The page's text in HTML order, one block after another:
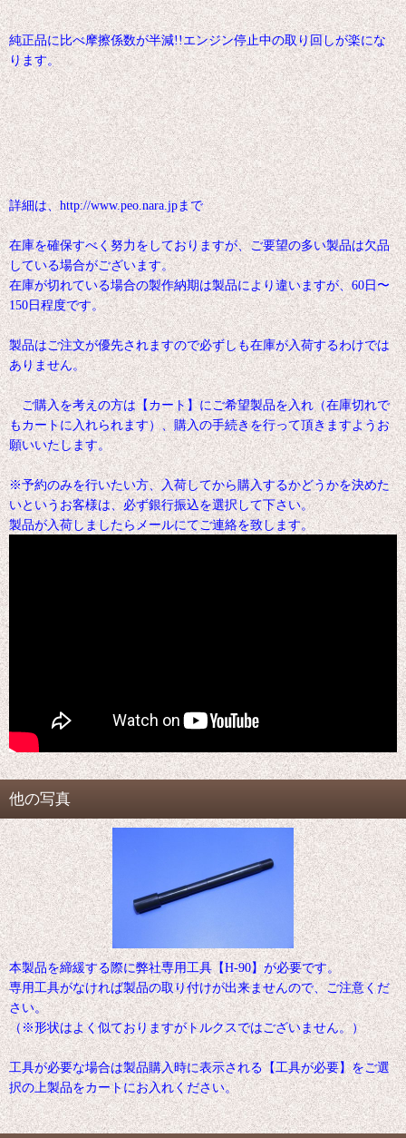
純正品に比べ摩擦係数が半減!!エンジン停止中の取り回しが楽にな
ります。
詳細は、http://www.peo.nara.jpまで
在庫を確保すべく努力をしておりますが、ご要望の多い製品は欠品
している場合がございます。
在庫が切れている場合の製作納期は製品により違いますが、60日〜
150日程度です。
製品はご注文が優先されますので必ずしも在庫が入荷するわけでは
ありません。
ご購入を考えの方は【カート】にご希望製品を入れ（在庫切れで
もカートに入れられます）、購入の手続きを行って頂きますようお
願いいたします。
※予約のみを行いたい方、入荷してから購入するかどうかを決めた
いというお客様は、必ず銀行振込を選択して下さい。
製品が入荷しましたらメールにてご連絡を致します。
他の写真
本製品を締緩する際に弊社専用工具【H-90】が必要です。
専用工具がなければ製品の取り付けが出来ませんので、ご注意くだ
さい。
（※形状はよく似ておりますがトルクスではございません。）
工具が必要な場合は製品購入時に表示される【工具が必要】をご選
択の上製品をカートにお入れください。